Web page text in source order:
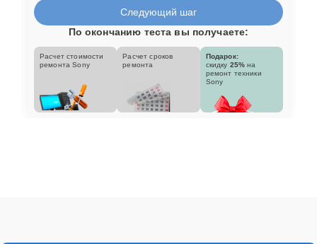
Следующий шаг
По окончанию теста вы получаете:
Расчет стоимости
ремонта Sony
Расчет сроков
ремонта
Подарок:
скидку 25% на
ремонт техники
Sony